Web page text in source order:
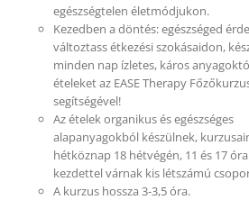
egészségtelen életmódjukon.
Kezedben a döntés: egészséged
változtass étkezési szokásaidon,
minden nap ízletes, káros
ételeket az EASE Therapy
segítségével!
Az ételek organikus és egészséges
alapanyagokból készülnek,
hétköznap 18 hétvégén, 11 és 17
kezdettel várnak kis létszámú
A kurzus hossza 3-3,5 óra.